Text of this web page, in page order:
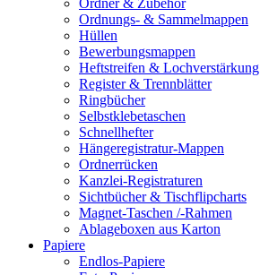
Ordner & Zubehör
Ordnungs- & Sammelmappen
Hüllen
Bewerbungsmappen
Heftstreifen & Lochverstärkung
Register & Trennblätter
Ringbücher
Selbstklebetaschen
Schnellhefter
Hängeregistratur-Mappen
Ordnerrücken
Kanzlei-Registraturen
Sichtbücher & Tischflipcharts
Magnet-Taschen /-Rahmen
Ablageboxen aus Karton
Papiere
Endlos-Papiere